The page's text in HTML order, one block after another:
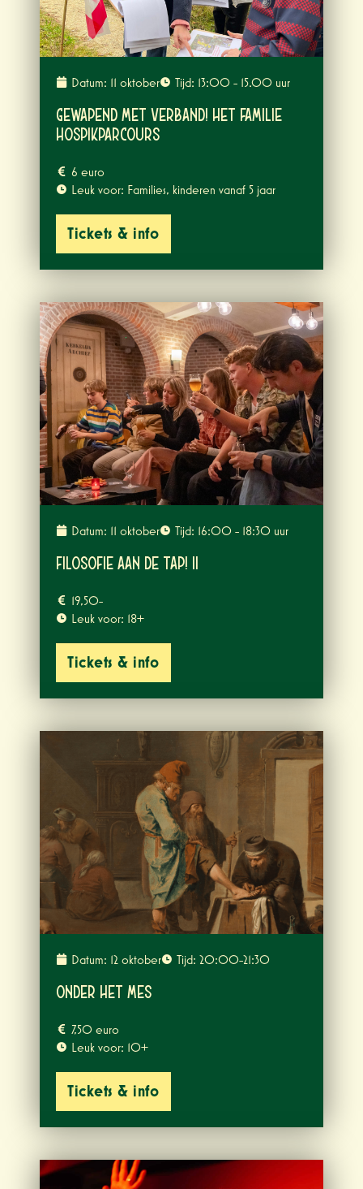
Datum: 11 oktober Tijd: 13:00 - 15.00 uur
Gewapend met verband! Het Familie
Hospikparcours
6 euro
Leuk voor: Families, kinderen vanaf 5 jaar
Tickets & info
Datum: 11 oktober Tijd: 16:00 - 18:30 uur
Filosofie aan de tap! II
19,50-
Leuk voor: 18+
Tickets & info
Datum: 12 oktober Tijd: 20:00-21:30
Onder het Mes
7,50 euro
Leuk voor: 10+
Tickets & info